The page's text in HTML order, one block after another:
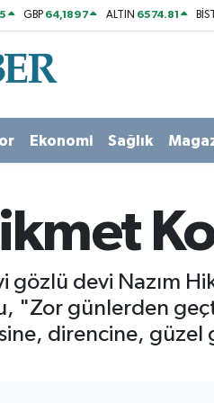
GBP 64,1897 ALTIN 6574.81
Ekonomi Sağlık
gözlü devi Nazım
"Zor günlerden
direncine, güzel